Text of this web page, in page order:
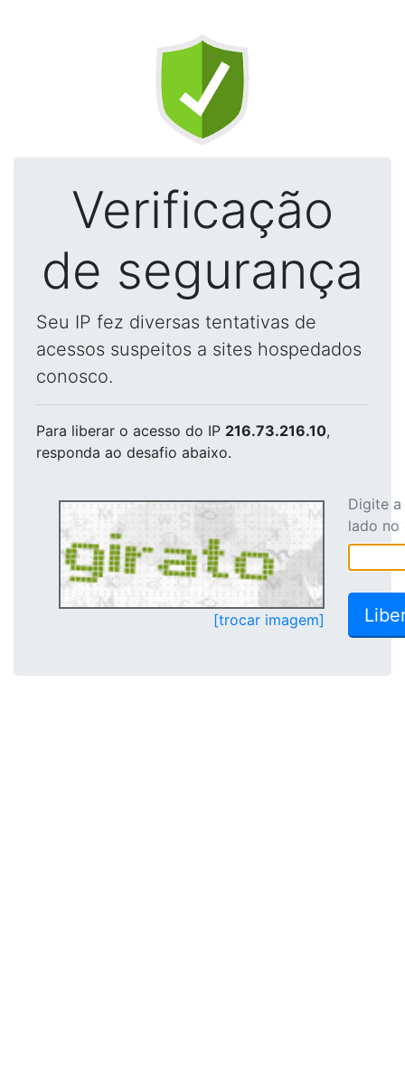
Verificação
de segurança
Seu IP fez diversas tentativas de
acessos suspeitos a sites hospedados
conosco.
Para liberar o acesso do IP 216.73.216.10,
responda ao desafio abaixo.
[trocar imagem]
Digite
lado no